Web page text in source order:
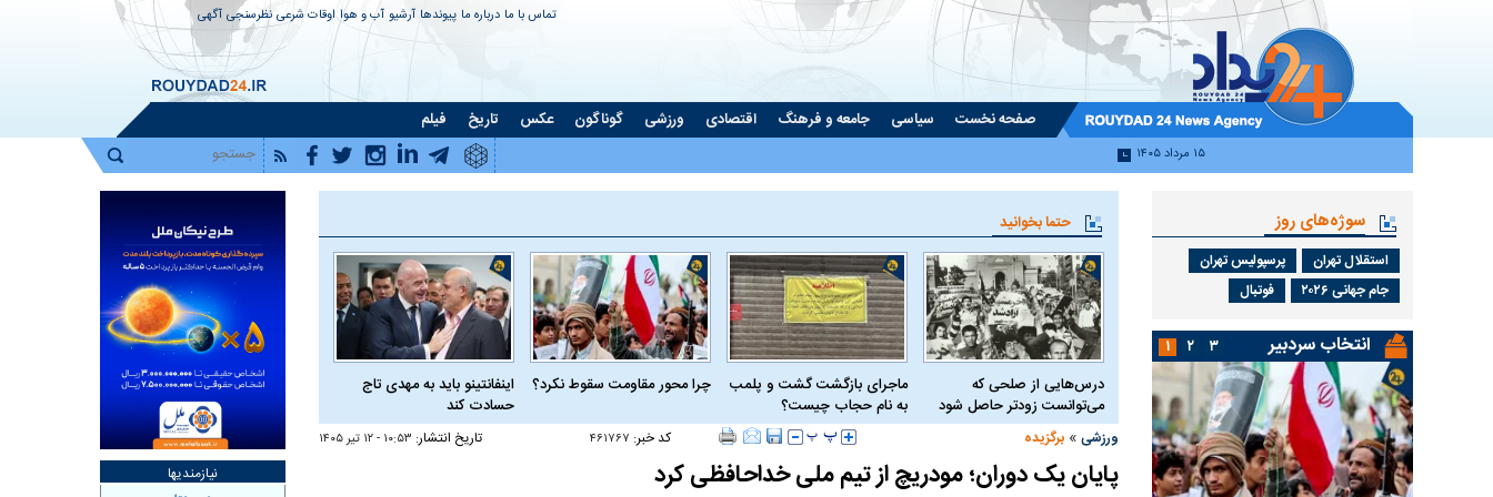
تماس با ما درباره ما پیوندها آرشیو آب و هوا اوقات شرعی نظرسنجی آگهی
صفحه نخست سیاسی جامعه و فرهنگ اقتصادی ورزشی گوناگون عکس تاریخ فیلم
۱۵ مرداد ۱۴۰۵
حتما بخوانید
درس‌هایی از صلحی که
می‌توانست زودتر حاصل شود
ماجرای بازگشت گشت و پلمب
به نام حجاب چیست؟
چرا محور مقاومت سقوط نکرد؟
اینفانتینو باید به مهدی تاج
حسادت کند
ورزشی » برگزیده کد خبر: ۴۶۱۷۶۷ تاریخ انتشار: ۱۰:۵۳ - ۱۲ تير ۱۴۰۵
پایان یک دوران؛ مودریچ از تیم ملی خداحافظی کرد
سوژه‌های روز
استقلال تهران
پرسپولیس تهران
جام جهانی ۲۰۲۶
فوتبال
انتخاب سردبیر ۱ ۲ ۳
نیازمندیها